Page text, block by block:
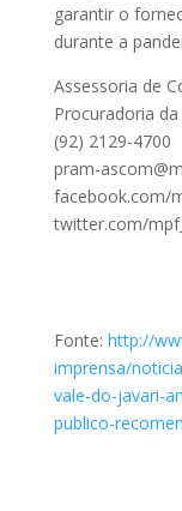
garantir o
durante a
Assessoria de
Procuradoria
(92) 2129-4700
pram-
facebook.com/
twitter.com/
Fonte: http://
imprensa/
vale-do-javari-
publico-